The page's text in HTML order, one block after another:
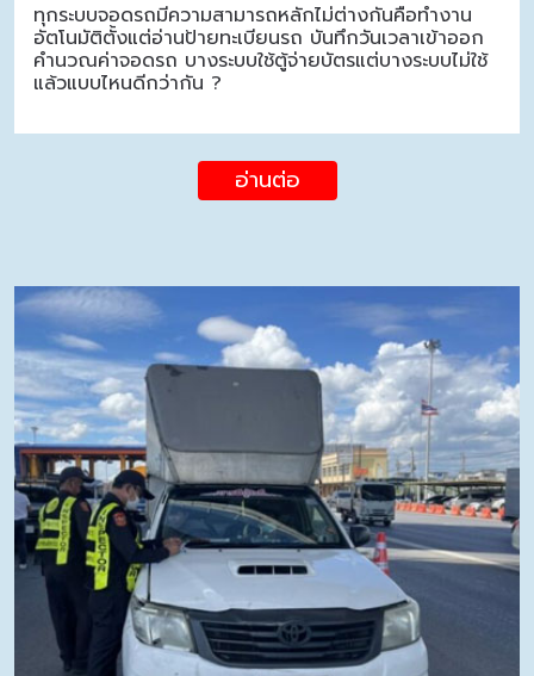
ทุกระบบจอดรถมีความสามารถหลักไม่ต่างกันคือทำงาน
อัตโนมัติตั้งแต่อ่านป้ายทะเบียนรถ บันทึกวันเวลาเข้าออก
คำนวณค่าจอดรถ บางระบบใช้ตู้จ่ายบัตรแต่บางระบบไม่ใช้
แล้วแบบไหนดีกว่ากัน ?
อ่านต่อ